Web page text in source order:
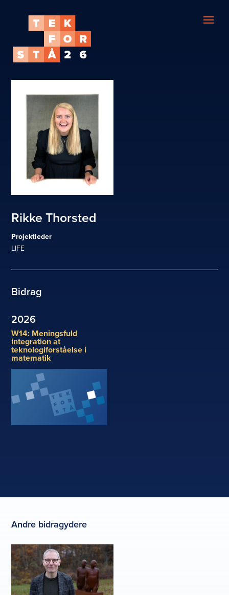
Rikke Thorsted
Projektleder
LIFE
Bidrag
2026
W14: Meningsfuld
integration at
teknologiforståelse i
matematik
Andre bidragydere